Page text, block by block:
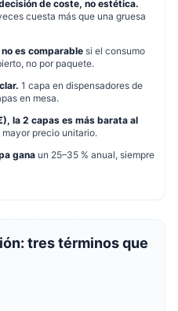
de coste, no estética.
cuesta más que una gruesa
es comparable si el consumo
no por paquete.
1 capa en dispensadores de
en mesa.
la 2 capas es más barata al
mayor precio unitario.
gana un 25–35 % anual, siempre
tres términos que